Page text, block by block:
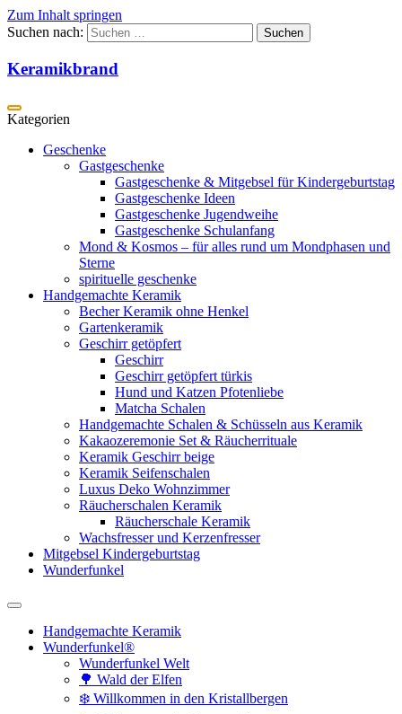
Zum Inhalt springen
Suchen nach:
Keramikbrand
Geschenke
Gastgeschenke
Gastgeschenke & Mitgebsel für Kindergeburtstag
Gastgeschenke Ideen
Gastgeschenke Jugendweihe
Gastgeschenke Schulanfang
Mond & Kosmos – für alles rund um Mondphasen und
Sterne
spirituelle geschenke
Handgemachte Keramik
Becher Keramik ohne Henkel
Gartenkeramik
Geschirr getöpfert
Geschirr
Geschirr getöpfert türkis
Hund und Katzen Pfotenliebe
Matcha Schalen
Handgemachte Schalen & Schüsseln aus Keramik
Kakaozeremonie Set & Räucherrituale
Keramik Geschirr beige
Keramik Seifenschalen
Luxus Deko Wohnzimmer
Räucherschalen Keramik
Räucherschale Keramik
Wachsfresser und Kerzenfresser
Mitgebsel Kindergeburtstag
Wunderfunkel
Handgemachte Keramik
Wunderfunkel®
Wunderfunkel Welt
🌳 Wald der Elfen
❄️ Willkommen in den Kristallbergen